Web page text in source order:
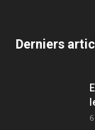
Derniers